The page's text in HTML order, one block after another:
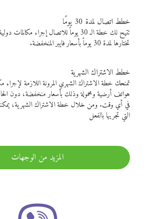
خطط اتصال لمدة 30 يومًا
تتيح لك خطة الـ 30 يوماً للاتصال إجراء
تختارها لمدة 30 يوماً بأسعار فايبر المنخفضة.
خطط الاشتراك الشهرية
تمنحك خطة الاشتراك الشهري المرونة اللازمة لإجراء
هواتف أرضية ومحمولة وذلك بأسعار منخفضة، دون
في أي وقت. ومن خلال خطة الاشتراك الشهرية، يمكنك
التي تجريها بالفعل
المزيد من الوجهات